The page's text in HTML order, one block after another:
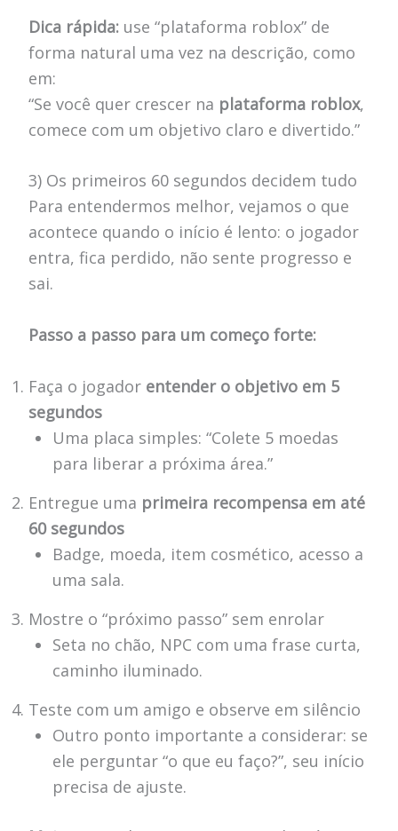
Dica rápida:use “plataforma roblox” de
forma natural uma vez na descrição, como
em:
“Se você quer crescer na plataforma roblox,
comece com um objetivo claro e divertido.”
3) Os primeiros 60 segundos decidem tudo
Para entendermos melhor, vejamos o que
acontece quando o início é lento: o jogador
entra, fica perdido, não sente progresso e
sai.
Passo a passo para um começo forte:
Faça o jogador entender o objetivo em 5
segundos
Uma placa simples: “Colete 5 moedas
para liberar a próxima área.”
Entregue uma primeira recompensa em até
60 segundos
Badge, moeda, item cosmético, acesso a
uma sala.
Mostre o “próximo passo” sem enrolar
Seta no chão, NPC com uma frase curta,
caminho iluminado.
Teste com um amigo e observe em silêncio
Outro ponto importante a considerar: se
ele perguntar “o que eu faço?”, seu início
precisa de ajuste.